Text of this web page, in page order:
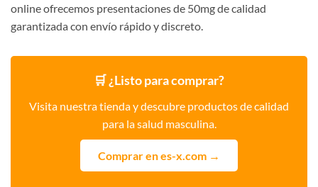
online ofrecemos presentaciones de 50mg de calidad
garantizada con envío rápido y discreto.
🛒 ¿Listo para comprar?
Visita nuestra tienda y descubre productos de calidad
para la salud masculina.
Comprar en es-x.com →